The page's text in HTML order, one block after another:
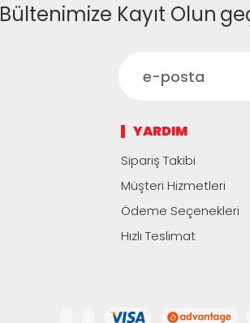
Bültenimize Kayıt Olun
YARDIM
Sipariş Takibi
Müşteri Hizmetleri
Ödeme Seçenekleri
Hızlı Teslimat